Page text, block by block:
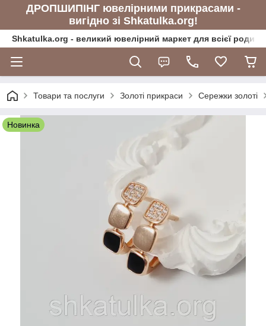
ДРОПШИПІНГ ювелірними прикрасами -
вигідно зі Shkatulka.org!
Shkatulka.org - великий ювелірний маркет для всієї
Товари та послуги Золоті прикраси Сережки золоті
Новинка